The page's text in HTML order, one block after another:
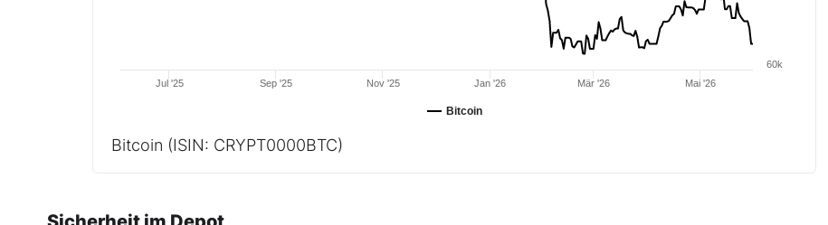
Bitcoin
Jul '25 Sep '25 Nov '25 Jan '26 Mär '26 Mai '26
60k
Bitcoin (ISIN: CRYPT0000BTC)